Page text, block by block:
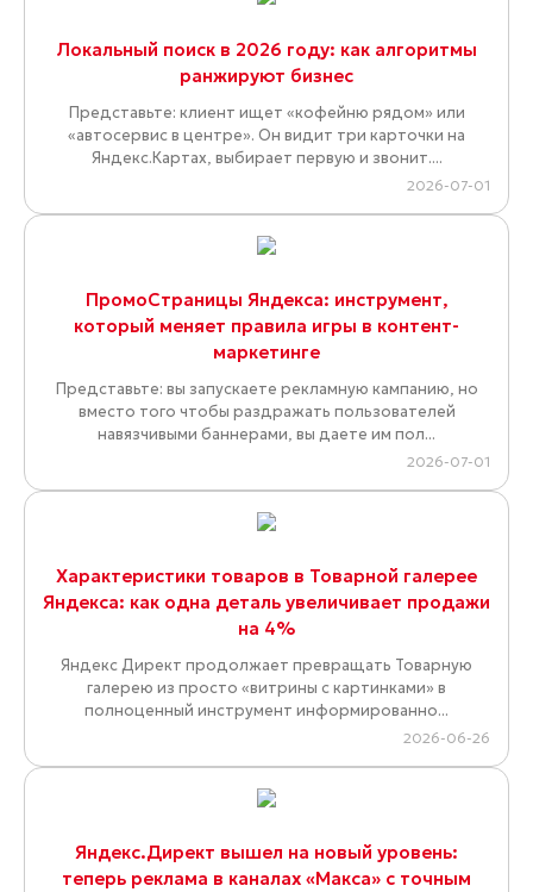
Локальный поиск в 2026 году: как алгоритмы
ранжируют бизнес
Представьте: клиент ищет «кофейню рядом» или
«автосервис в центре». Он видит три карточки на
Яндекс.Картах, выбирает первую и звонит....
2026-07-01
ПромоСтраницы Яндекса: инструмент,
который меняет правила игры в контент-
маркетинге
Представьте: вы запускаете рекламную кампанию, но
вместо того чтобы раздражать пользователей
навязчивыми баннерами, вы даете им пол...
2026-07-01
Характеристики товаров в Товарной галерее
Яндекса: как одна деталь увеличивает продажи
на 4%
Яндекс Директ продолжает превращать Товарную
галерею из просто «витрины с картинками» в
полноценный инструмент информированно...
2026-06-26
Яндекс.Директ вышел на новый уровень:
теперь реклама в каналах «Макса» с точным